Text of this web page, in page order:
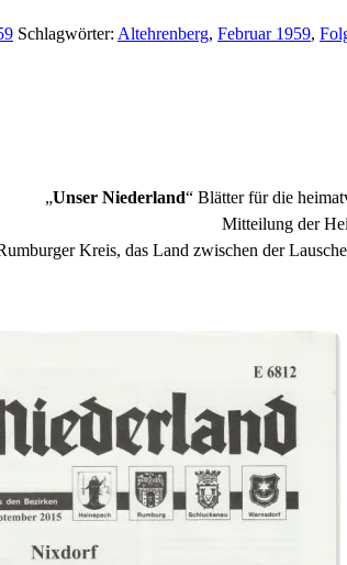
Schlagwörter: Altehrenberg, Februar 1959,
„Unser Niederland“ Blätter für die
Mitteilung der
Kreis, das Land zwischen der